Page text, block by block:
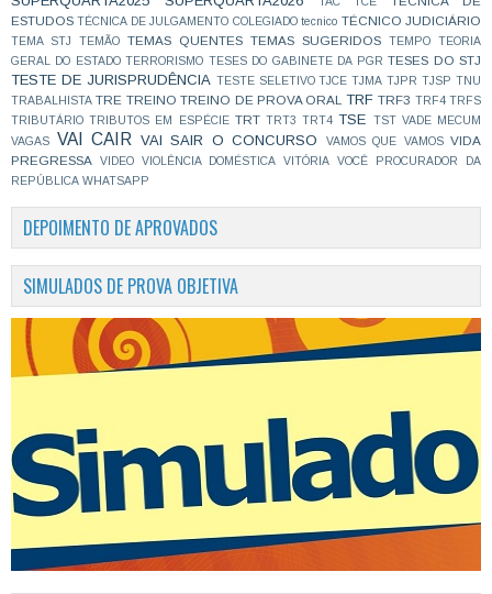
ESTUDOS TÉCNICA DE JULGAMENTO COLEGIADO tecnico TÉCNICO JUDICIÁRIO
TEMA STJ TEMÃO TEMAS QUENTES TEMAS SUGERIDOS TEMPO
TEORIA
GERAL DO ESTADO TERRORISMO TESES DO GABINETE DA PGR TESES DO STJ
TESTE DE JURISPRUDÊNCIA TESTE SELETIVO TJCE TJMA TJPR TJSP TNU
TRABALHISTA TRE TREINO TREINO DE PROVA ORAL TRF TRF3 TRF4 TRFS
TRIBUTÁRIO TRIBUTOS EM ESPÉCIE TRT TRT3 TRT4 TSE TST VADE MECUM
VAGAS
VAI CAIR VAI SAIR O CONCURSO VAMOS QUE VAMOS VIDA
PREGRESSA
VIDEO VIOLÊNCIA DOMÉSTICA VITÓRIA
VOCÊ PROCURADOR DA
REPÚBLICA WHATSAPP
DEPOIMENTO DE APROVADOS
SIMULADOS DE PROVA OBJETIVA